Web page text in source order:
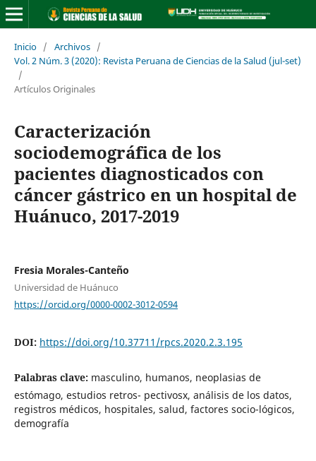
Inicio / Archivos /
Vol. 2 Núm. 3 (2020): Revista Peruana de Ciencias de la Salud (jul-set)
/
Artículos Originales
Caracterización
sociodemográfica de los
pacientes diagnosticados con
cáncer gástrico en un hospital de
Huánuco, 2017-2019
Fresia Morales-Canteño
Universidad de Huánuco
https://orcid.org/0000-0002-3012-0594
DOI: https://doi.org/10.37711/rpcs.2020.2.3.195
Palabras clave: masculino, humanos, neoplasias de
estómago, estudios retros- pectivosx, análisis de los datos,
registros médicos, hospitales, salud, factores socio-lógicos,
demografía